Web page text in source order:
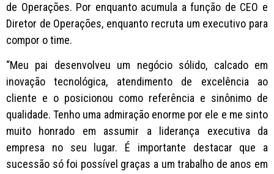
de Operações. Por enquanto acumula a função de CEO e
Diretor de Operações, enquanto recruta um executivo para
compor o time.
“Meu pai desenvolveu um negócio sólido, calcado em
inovação tecnológica, atendimento de excelência ao
cliente e o posicionou como referência e sinônimo de
qualidade. Tenho uma admiração enorme por ele e me sinto
muito honrado em assumir a liderança executiva da
empresa no seu lugar. É importante destacar que a
sucessão só foi possível graças a um trabalho de anos em